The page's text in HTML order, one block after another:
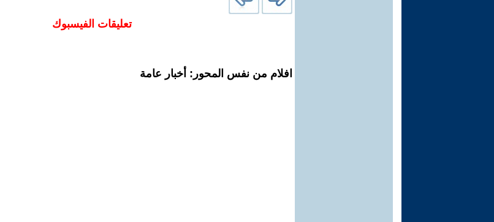
تعليقات الفيسبوك
افلام من نفس المحور: أخبار عامة